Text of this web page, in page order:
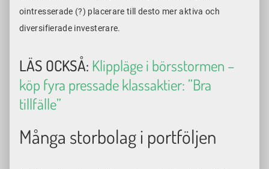
ointresserade (?) placerare till desto mer aktiva och
diversifierade investerare.
LÄS OCKSÅ: Klippläge i börsstormen –
köp fyra pressade klassaktier: ”Bra
tillfälle”
Många storbolag i portföljen